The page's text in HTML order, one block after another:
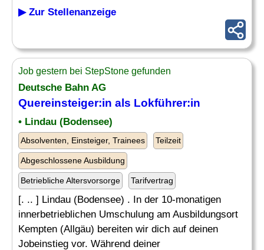
▶ Zur Stellenanzeige
Job gestern bei StepStone gefunden
Deutsche Bahn AG
Quereinsteiger:in als Lokführer:in
• Lindau (Bodensee)
Absolventen, Einsteiger, Trainees Teilzeit
Abgeschlossene Ausbildung
Betriebliche Altersvorsorge Tarifvertrag
[. .. ] Lindau (Bodensee) . In der 10-monatigen
innerbetrieblichen Umschulung am Ausbildungsort
Kempten (Allgäu) bereiten wir dich auf deinen
Jobeinstieg vor. Während deiner